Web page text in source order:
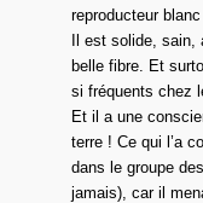
reproducteur
Il est solide,
belle fibre. Et
si fréquents chez
Et il a une
terre ! Ce qui l’a
dans le groupe
jamais), car il